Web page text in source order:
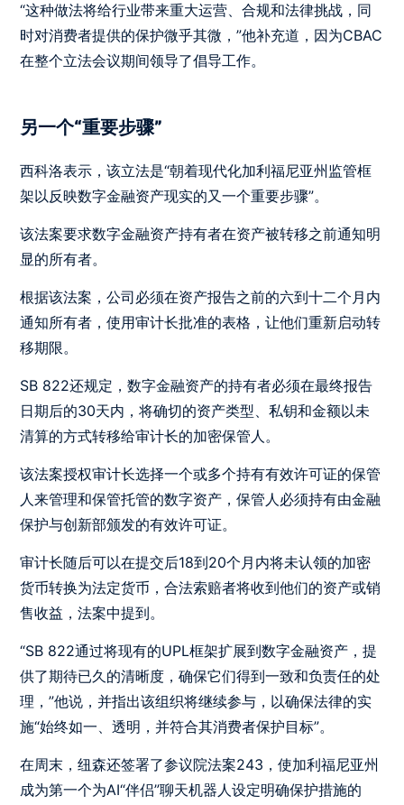
“这种做法将给行业带来重大运营、合规和法律挑战，同
时对消费者提供的保护微乎其微，”他补充道，因为CBAC
在整个立法会议期间领导了倡导工作。
另一个“重要步骤”
西科洛表示，该立法是“朝着现代化加利福尼亚州监管框
架以反映数字金融资产现实的又一个重要步骤”。
该法案要求数字金融资产持有者在资产被转移之前通知明
显的所有者。
根据该法案，公司必须在资产报告之前的六到十二个月内
通知所有者，使用审计长批准的表格，让他们重新启动转
移期限。
SB 822还规定，数字金融资产的持有者必须在最终报告
日期后的30天内，将确切的资产类型、私钥和金额以未
清算的方式转移给审计长的加密保管人。
该法案授权审计长选择一个或多个持有有效许可证的保管
人来管理和保管托管的数字资产，保管人必须持有由金融
保护与创新部颁发的有效许可证。
审计长随后可以在提交后18到20个月内将未认领的加密
货币转换为法定货币，合法索赔者将收到他们的资产或销
售收益，法案中提到。
“SB 822通过将现有的UPL框架扩展到数字金融资产，提
供了期待已久的清晰度，确保它们得到一致和负责任的处
理，”他说，并指出该组织将继续参与，以确保法律的实
施“始终如一、透明，并符合其消费者保护目标”。
在周末，纽森还签署了参议院法案243，使加利福尼亚州
成为第一个为AI“伴侣”聊天机器人设定明确保护措施的